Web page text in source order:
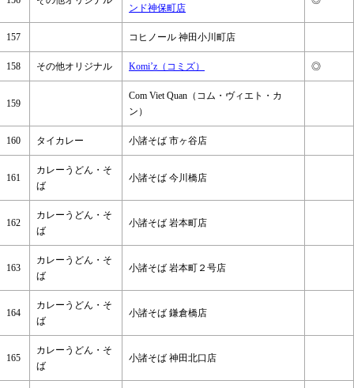
ンド神保町店
157 コヒノール 神田小川町店
158 その他オリジナル Komi’z（コミズ） ◎
159
Com Viet Quan（コム・ヴィエト・カ
ン）
160 タイカレー 小諸そば 市ヶ谷店
161
カレーうどん・そ
ば
小諸そば 今川橋店
162
カレーうどん・そ
ば
小諸そば 岩本町店
163
カレーうどん・そ
ば
小諸そば 岩本町２号店
164
カレーうどん・そ
ば
小諸そば 鎌倉橋店
165
カレーうどん・そ
ば
小諸そば 神田北口店